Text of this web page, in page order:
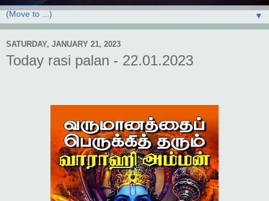
▼
SATURDAY, JANUARY 21, 2023
Today rasi palan - 22.01.2023